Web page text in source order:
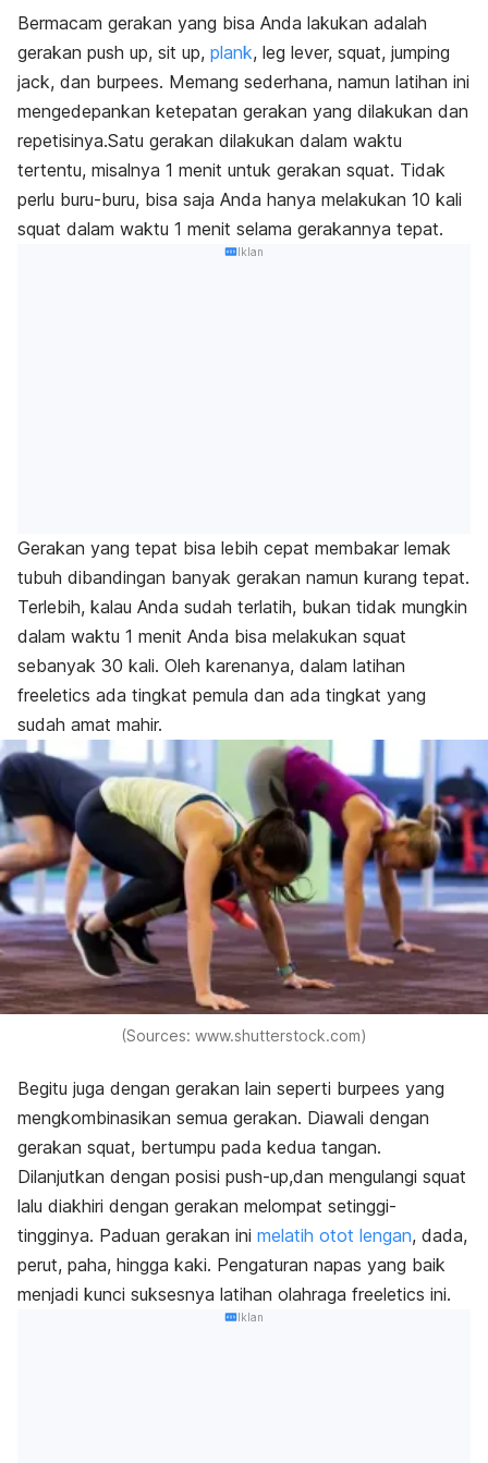
Bermacam gerakan yang bisa Anda lakukan adalah
gerakan push up, sit up, plank, leg lever, squat, jumping
jack, dan burpees. Memang sederhana, namun latihan ini
mengedepankan ketepatan gerakan yang dilakukan dan
repetisinya.Satu gerakan dilakukan dalam waktu
tertentu, misalnya 1 menit untuk gerakan squat. Tidak
perlu buru-buru, bisa saja Anda hanya melakukan 10 kali
squat dalam waktu 1 menit selama gerakannya tepat.
Iklan
Gerakan yang tepat bisa lebih cepat membakar lemak
tubuh dibandingan banyak gerakan namun kurang tepat.
Terlebih, kalau Anda sudah terlatih, bukan tidak mungkin
dalam waktu 1 menit Anda bisa melakukan squat
sebanyak 30 kali. Oleh karenanya, dalam latihan
freeletics ada tingkat pemula dan ada tingkat yang
sudah amat mahir.
(Sources: www.shutterstock.com)
Begitu juga dengan gerakan lain seperti burpees yang
mengkombinasikan semua gerakan. Diawali dengan
gerakan squat, bertumpu pada kedua tangan.
Dilanjutkan dengan posisi push-up,dan mengulangi squat
lalu diakhiri dengan gerakan melompat setinggi-
tingginya. Paduan gerakan ini melatih otot lengan, dada,
perut, paha, hingga kaki. Pengaturan napas yang baik
menjadi kunci suksesnya latihan olahraga freeletics ini.
Iklan